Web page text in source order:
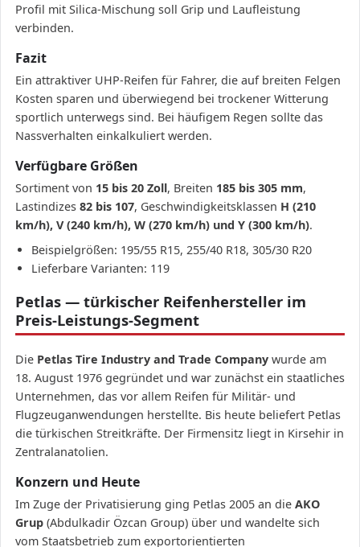
Profil mit Silica-Mischung soll Grip und Laufleistung
verbinden.
Fazit
Ein attraktiver UHP-Reifen für Fahrer, die auf breiten Felgen
Kosten sparen und überwiegend bei trockener Witterung
sportlich unterwegs sind. Bei häufigem Regen sollte das
Nassverhalten einkalkuliert werden.
Verfügbare Größen
Sortiment von 15 bis 20 Zoll, Breiten 185 bis 305 mm,
Lastindizes 82 bis 107, Geschwindigkeitsklassen H (210
km/h), V (240 km/h), W (270 km/h) und Y (300 km/h).
Beispielgrößen: 195/55 R15, 255/40 R18, 305/30 R20
Lieferbare Varianten: 119
Petlas — türkischer Reifenhersteller im
Preis-Leistungs-Segment
Die Petlas Tire Industry and Trade Company wurde am
18. August 1976 gegründet und war zunächst ein staatliches
Unternehmen, das vor allem Reifen für Militär- und
Flugzeuganwendungen herstellte. Bis heute beliefert Petlas
die türkischen Streitkräfte. Der Firmensitz liegt in Kirsehir in
Zentralanatolien.
Konzern und Heute
Im Zuge der Privatisierung ging Petlas 2005 an die AKO
Grup (Abdulkadir Özcan Group) über und wandelte sich
vom Staatsbetrieb zum exportorientierten